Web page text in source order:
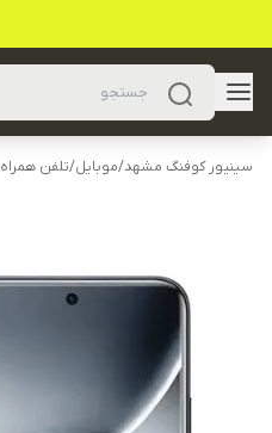
سینیور کوفنگ مشهد/موبایل/تلفن همراه